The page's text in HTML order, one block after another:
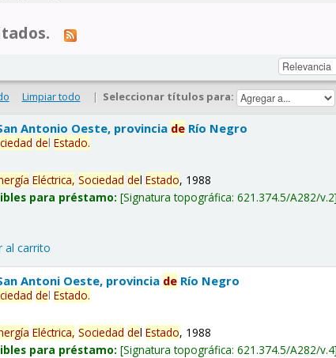
Limpiar todo | Seleccionar títulos para:
Antonio Oeste, provincia de Río Negro
delEstado.
Eléctrica, Sociedad delEstado, 1988
para préstamo: Signatura topográfica:621.374.5/A282/v.2
al carrito
Antoni Oeste, provincia de Río Negro
delEstado.
Eléctrica, Sociedad delEstado, 1988
para préstamo: Signatura topográfica:621.374.5/A282/v.4